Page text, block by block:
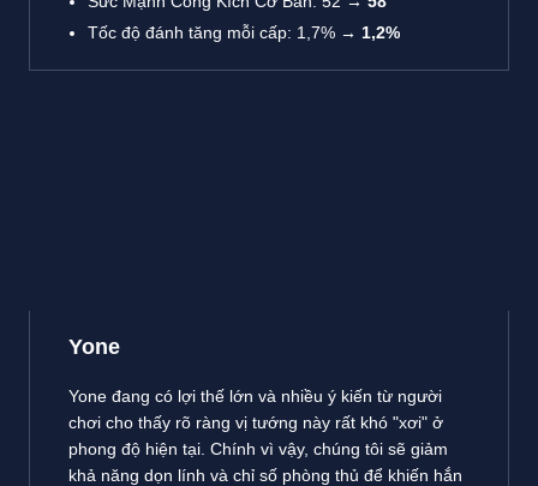
Tốc độ đánh tăng mỗi cấp: 1,7% → 1,2%
Yone
Yone đang có lợi thế lớn và nhiều ý kiến từ người
chơi cho thấy rõ ràng vị tướng này rất khó "xơi" ở
phong độ hiện tại. Chính vì vậy, chúng tôi sẽ giảm
khả năng dọn lính và chỉ số phòng thủ để khiến hắn